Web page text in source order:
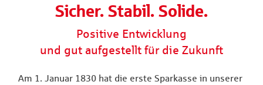
Sicher. Stabil. Solide.
Positive Entwicklung
und gut aufgestellt für die Zukunft
Am 1. Januar 1830 hat die erste Sparkasse in unserer